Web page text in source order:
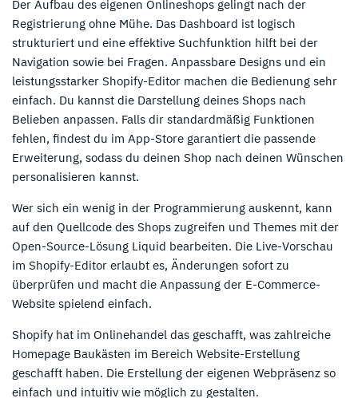
Der Aufbau des eigenen Onlineshops gelingt nach der
Registrierung ohne Mühe. Das Dashboard ist logisch
strukturiert und eine effektive Suchfunktion hilft bei der
Navigation sowie bei Fragen. Anpassbare Designs und ein
leistungsstarker Shopify-Editor machen die Bedienung sehr
einfach. Du kannst die Darstellung deines Shops nach
Belieben anpassen. Falls dir standardmäßig Funktionen
fehlen, findest du im App-Store garantiert die passende
Erweiterung, sodass du deinen Shop nach deinen Wünschen
personalisieren kannst.
Wer sich ein wenig in der Programmierung auskennt, kann
auf den Quellcode des Shops zugreifen und Themes mit der
Open-Source-Lösung Liquid bearbeiten. Die Live-Vorschau
im Shopify-Editor erlaubt es, Änderungen sofort zu
überprüfen und macht die Anpassung der E-Commerce-
Website spielend einfach.
Shopify hat im Onlinehandel das geschafft, was zahlreiche
Homepage Baukästen im Bereich Website-Erstellung
geschafft haben. Die Erstellung der eigenen Webpräsenz so
einfach und intuitiv wie möglich zu gestalten.